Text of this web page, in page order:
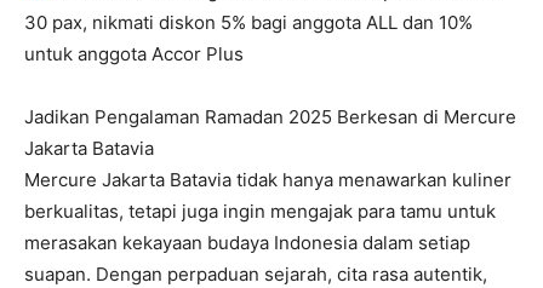
30 pax, nikmati diskon 5% bagi anggota ALL dan 10%
untuk anggota Accor Plus
Jadikan Pengalaman Ramadan 2025 Berkesan di Mercure
Jakarta Batavia
Mercure Jakarta Batavia tidak hanya menawarkan kuliner
berkualitas, tetapi juga ingin mengajak para tamu untuk
merasakan kekayaan budaya Indonesia dalam setiap
suapan. Dengan perpaduan sejarah, cita rasa autentik,